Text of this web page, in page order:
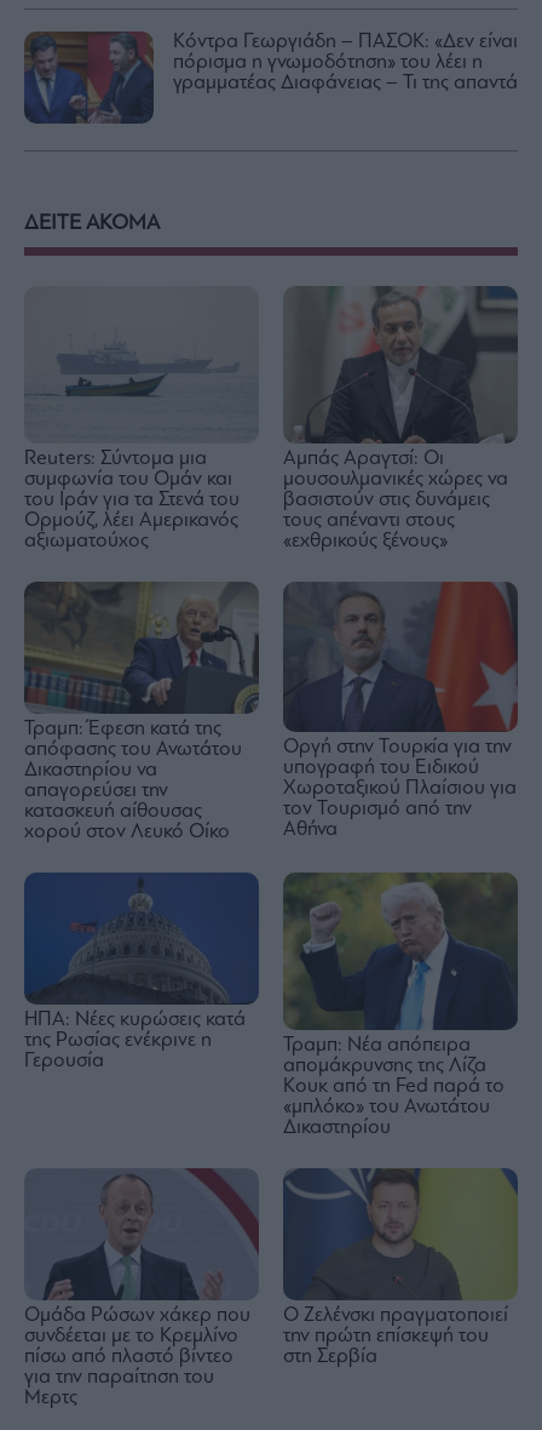
Κόντρα Γεωργιάδη – ΠΑΣΟΚ: «Δεν είναι
πόρισμα η γνωμοδότηση» του λέει η
γραμματέας Διαφάνειας – Τι της απαντά
ΔΕΙΤΕ ΑΚΟΜΑ
Reuters: Σύντομα μια
συμφωνία του Ομάν και
του Ιράν για τα Στενά του
Ορμούζ, λέει Αμερικανός
αξιωματούχος
Αμπάς Αραγτσί: Οι
μουσουλμανικές χώρες να
βασιστούν στις δυνάμεις
τους απέναντι στους
«εχθρικούς ξένους»
Τραμπ: Έφεση κατά της
απόφασης του Ανωτάτου
Δικαστηρίου να
απαγορεύσει την
κατασκευή αίθουσας
χορού στον Λευκό Οίκο
Οργή στην Τουρκία για την
υπογραφή του Ειδικού
Χωροταξικού Πλαίσιου για
τον Τουρισμό από την
Αθήνα
ΗΠΑ: Νέες κυρώσεις κατά
της Ρωσίας ενέκρινε η
Γερουσία
Τραμπ: Νέα απόπειρα
απομάκρυνσης της Λίζα
Κουκ από τη Fed παρά το
«μπλόκο» του Ανωτάτου
Δικαστηρίου
Ομάδα Ρώσων χάκερ που
συνδέεται με το Κρεμλίνο
πίσω από πλαστό βίντεο
για την παραίτηση του
Μερτς
Ο Ζελένσκι πραγματοποιεί
την πρώτη επίσκεψή του
στη Σερβία